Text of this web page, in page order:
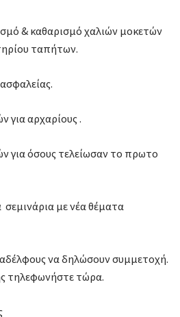
& καθαρισμό χαλιών μοκετών
ταπήτων.
για αρχαρίους .
για όσους τελείωσαν το πρωτο
με νέα θέματα
να δηλώσουν συμμετοχή.
τηλεφωνήστε τώρα.